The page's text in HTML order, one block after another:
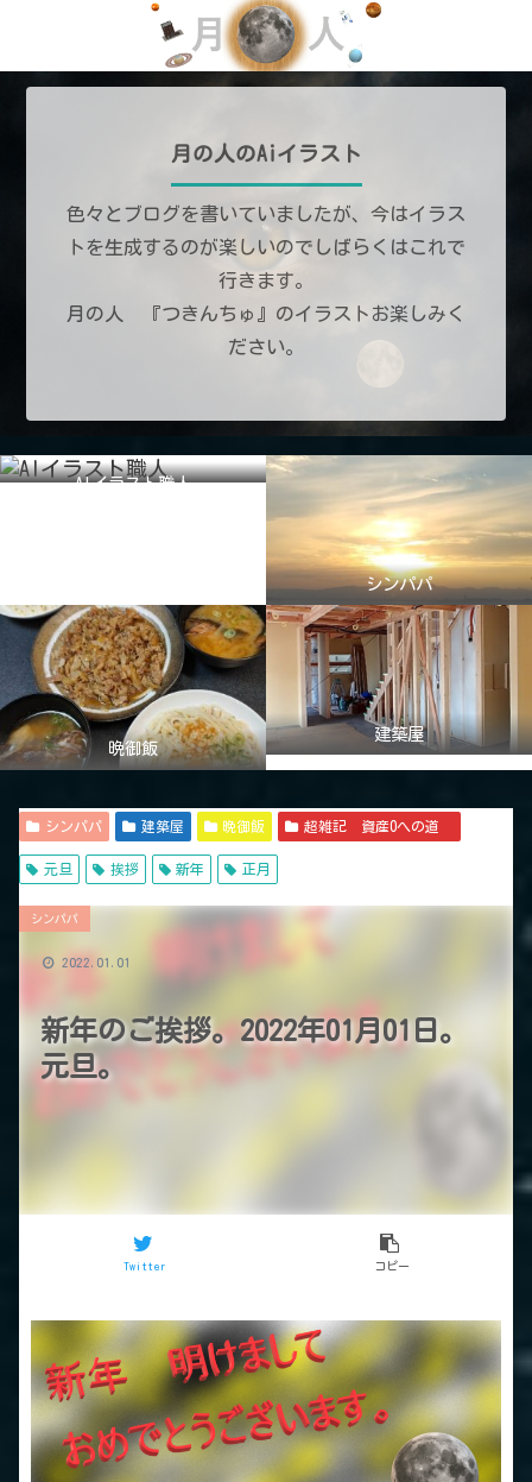
月の人のAiイラスト
色々とブログを書いていましたが、今はイラス
トを生成するのが楽しいのでしばらくはこれで
行きます。
月の人 『つきんちゅ』のイラストお楽しみく
ださい。
AIイラスト職人
シンパパ
晩御飯
建築屋
シンパパ 建築屋 晩御飯 超雑記 資産0への道
元旦 挨拶 新年 正月
新年のご挨拶。2022年01月01日。
元旦。
シンパパ
Twitter コピー
2022.01.01